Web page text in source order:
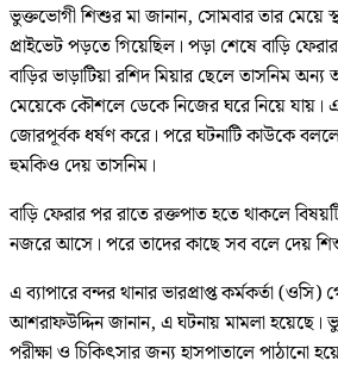
ভুক্তভোগী শিশুর মা জানান, সোমবার তার মেয়ে
প্রাইভেট পড়তে গিয়েছিল। পড়া শেষে বাড়ি
বাড়ির ভাড়াটিয়া রশিদ মিয়ার ছেলে তাসনিম
মেয়েকে কৌশলে ডেকে নিজের ঘরে নিয়ে যায়।
জোরপূর্বক ধর্ষণ করে। পরে ঘটনাটি কাউকে
হুমকিও দেয় তাসনিম।
বাড়ি ফেরার পর রাতে রক্তপাত হতে থাকলে
নজরে আসে। পরে তাদের কাছে সব বলে দেয়
এ ব্যাপারে বন্দর থানার ভারপ্রাপ্ত কর্মকর্তা
আশরাফউদ্দিন জানান, এ ঘটনায় মামলা হয়েছে।
পরীক্ষা ও চিকিৎসার জন্য হাসপাতালে পাঠানো